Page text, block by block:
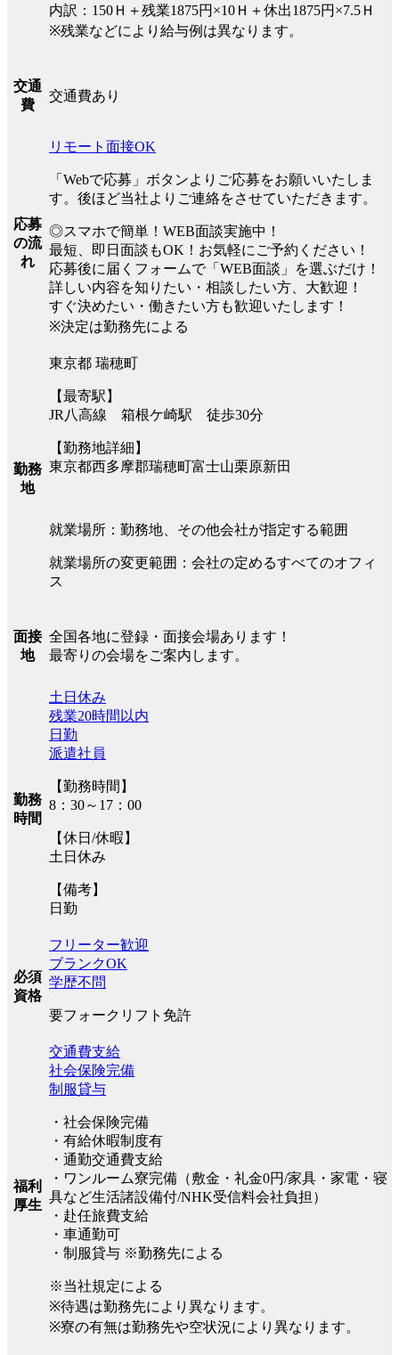
内訳：150Ｈ＋残業1875円×10Ｈ＋休出1875円×7.5Ｈ
※残業などにより給与例は異なります。
交通
費
交通費あり
応募
の流
れ
リモート面接OK
「Webで応募」ボタンよりご応募をお願いいたしま
す。後ほど当社よりご連絡をさせていただきます。
◎スマホで簡単！WEB面談実施中！
最短、即日面談もOK！お気軽にご予約ください！
応募後に届くフォームで「WEB面談」を選ぶだけ！
詳しい内容を知りたい・相談したい方、大歓迎！
すぐ決めたい・働きたい方も歓迎いたします！
※決定は勤務先による
勤務
地
東京都 瑞穂町
【最寄駅】
JR八高線 箱根ケ崎駅 徒歩30分
【勤務地詳細】
東京都西多摩郡瑞穂町富士山栗原新田
就業場所：勤務地、その他会社が指定する範囲
就業場所の変更範囲：会社の定めるすべてのオフィ
ス
面接
地
全国各地に登録・面接会場あります！
最寄りの会場をご案内します。
勤務
時間
土日休み
残業20時間以内
日勤
派遣社員
【勤務時間】
8：30～17：00
【休日/休暇】
土日休み
【備考】
日勤
必須
資格
フリーター歓迎
ブランクOK
学歴不問
要フォークリフト免許
福利
厚生
交通費支給
社会保険完備
制服貸与
・社会保険完備
・有給休暇制度有
・通勤交通費支給
・ワンルーム寮完備（敷金・礼金0円/家具・家電・寝
具など生活諸設備付/NHK受信料会社負担）
・赴任旅費支給
・車通勤可
・制服貸与 ※勤務先による
※当社規定による
※待遇は勤務先により異なります。
※寮の有無は勤務先や空状況により異なります。